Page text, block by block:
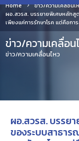
Home
ข่าว/ความเคลื่อนไ
ผอ.สวรส. บรรยายพิเศษหลักสู
เพียงแค่การรักษาโรค แต่คือกา
ข่าว/ความเคลื่อน
ข่าว/ความเคลื่อนไหว
ผอ.สวรส. บรรย
ของระบบสาธาร